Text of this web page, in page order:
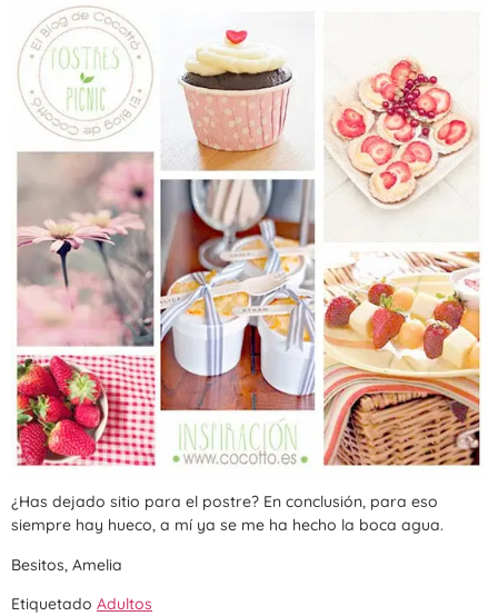
¿Has dejado sitio para el postre? En conclusión, para eso
siempre hay hueco, a mí ya se me ha hecho la boca agua.
Besitos, Amelia
Etiquetado Adultos